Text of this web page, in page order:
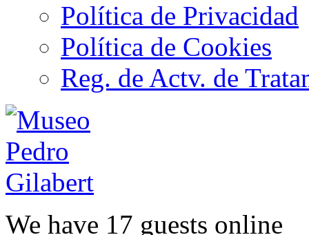
Política de Privacidad
Política de Cookies
Reg. de Actv. de
We have 17 guests online